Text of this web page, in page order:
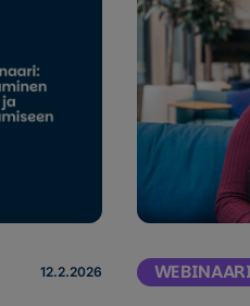
12.2.2026